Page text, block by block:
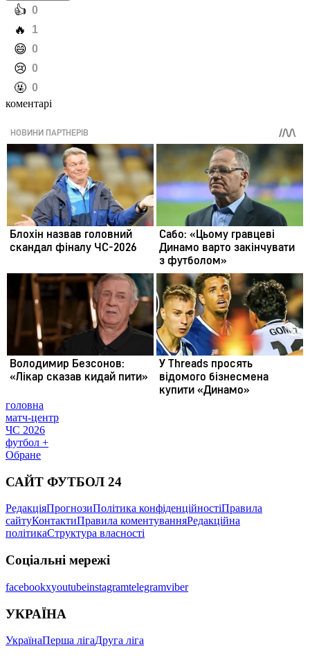
️👍 0
️🔥 1
️😄 0
️😢 0
️🤬 0
коментарі
головна
матч-центр
ЧС 2026
футбол +
Обране
САЙТ ФУТБОЛ 24
РедакціяПрогнозиПолітика конфіденційностіПравила
сайтуКонтактиПравила коментуванняРедакційна
політикаСтруктура власності
Соціальні мережі
facebookxyoutubeinstagramtelegramviber
УКРАЇНА
УкраїнаПерша лігаДруга ліга